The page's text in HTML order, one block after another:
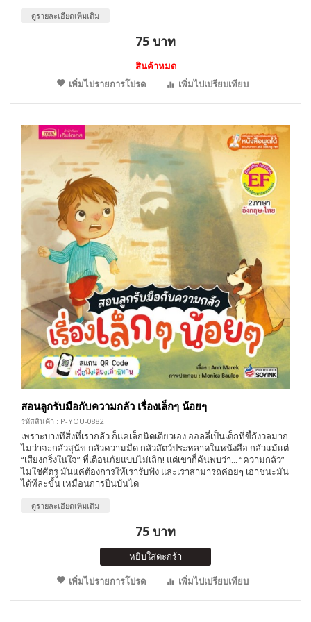
ดูรายละเอียดเพิ่มเติม
75 บาท
สินค้าหมด
เพิ่มไปรายการโปรด
เพิ่มไปเปรียบเทียบ
สอนลูกรับมือกับความกลัว เรื่องเล็กๆ น้อยๆ
รหัสสินค้า : P-YOU-0882
เพราะบางทีสิ่งที่เรากลัว ก็แค่เล็กนิดเดียวเอง ออลลี่เป็นเด็กที่ขี้กังวลมาก
ไม่ว่าจะกลัวสุนัข กลัวความมืด กลัวสัตว์ประหลาดในหนังสือ กลัวแม้แต่
“เสียงกริ่งในใจ” ที่เตือนภัยแบบไม่เลิก! แต่เขาก็ค้นพบว่า... “ความกลัว”
ไม่ใช่ศัตรู มันแค่ต้องการให้เรารับฟัง และเราสามารถค่อยๆ เอาชนะมัน
ได้ทีละขั้น เหมือนการปีนบันได
ดูรายละเอียดเพิ่มเติม
75 บาท
หยิบใส่ตะกร้า
เพิ่มไปรายการโปรด
เพิ่มไปเปรียบเทียบ